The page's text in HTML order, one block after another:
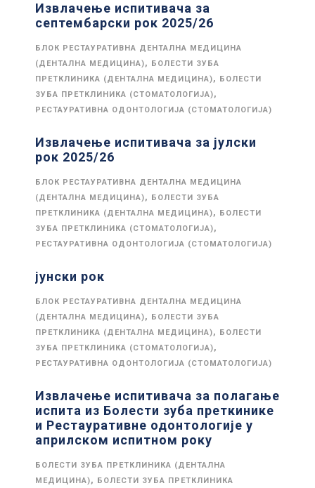
Извлачење испитивача за
септембарски рок 2025/26
БЛОК РЕСТАУРАТИВНА ДЕНТАЛНА МЕДИЦИНА
(ДЕНТАЛНА МЕДИЦИНА), БОЛЕСТИ ЗУБА
ПРЕТКЛИНИКА (ДЕНТАЛНА МЕДИЦИНА), БОЛЕСТИ
ЗУБА ПРЕТКЛИНИКА (СТОМАТОЛОГИЈА),
РЕСТАУРАТИВНА ОДОНТОЛОГИЈА (СТОМАТОЛОГИЈА)
Извлачење испитивача за јулски
рок 2025/26
БЛОК РЕСТАУРАТИВНА ДЕНТАЛНА МЕДИЦИНА
(ДЕНТАЛНА МЕДИЦИНА), БОЛЕСТИ ЗУБА
ПРЕТКЛИНИКА (ДЕНТАЛНА МЕДИЦИНА), БОЛЕСТИ
ЗУБА ПРЕТКЛИНИКА (СТОМАТОЛОГИЈА),
РЕСТАУРАТИВНА ОДОНТОЛОГИЈА (СТОМАТОЛОГИЈА)
јунски рок
БЛОК РЕСТАУРАТИВНА ДЕНТАЛНА МЕДИЦИНА
(ДЕНТАЛНА МЕДИЦИНА), БОЛЕСТИ ЗУБА
ПРЕТКЛИНИКА (ДЕНТАЛНА МЕДИЦИНА), БОЛЕСТИ
ЗУБА ПРЕТКЛИНИКА (СТОМАТОЛОГИЈА),
РЕСТАУРАТИВНА ОДОНТОЛОГИЈА (СТОМАТОЛОГИЈА)
Извлачење испитивача за полагање
испита из Болести зуба преткинике
и Рестауративне одонтологије у
априлском испитном року
БОЛЕСТИ ЗУБА ПРЕТКЛИНИКА (ДЕНТАЛНА
МЕДИЦИНА), БОЛЕСТИ ЗУБА ПРЕТКЛИНИКА